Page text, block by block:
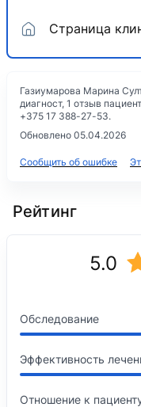
Страница
Газиумарова Марина
диагност, 1 отзыв
+375 17 388-27-53.
Обновлено 05.04.2026
Сообщить об ошибке
Рейтинг
5.0
Обследование
Эффективность
Отношение к